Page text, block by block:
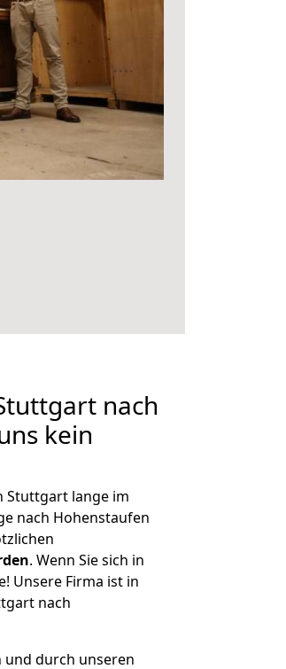
nach
kein
Stuttgart lange im
nach Hohenstaufen
. Wenn Sie sich in
Unsere Firma ist in
nach
und durch unseren